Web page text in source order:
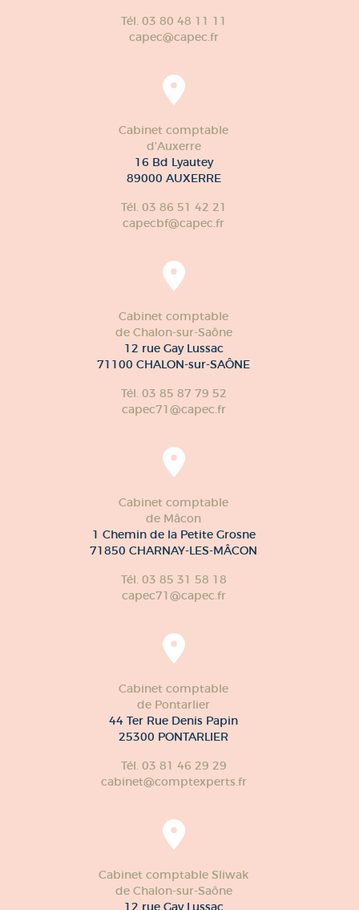
Tél. 03 80 48 11 11
capec@capec.fr
Cabinet comptable
d'Auxerre
16 Bd Lyautey
89000 AUXERRE
Tél. 03 86 51 42 21
capecbf@capec.fr
Cabinet comptable
de Chalon-sur-Saône
12 rue Gay Lussac
71100 CHALON-sur-SAÔNE
Tél. 03 85 87 79 52
capec71@capec.fr
Cabinet comptable
de Mâcon
1 Chemin de la Petite Grosne
71850 CHARNAY-LES-MÂCON
Tél. 03 85 31 58 18
capec71@capec.fr
Cabinet comptable
de Pontarlier
44 Ter Rue Denis Papin
25300 PONTARLIER
Tél. 03 81 46 29 29
cabinet@comptexperts.fr
Cabinet comptable Sliwak
de Chalon-sur-Saône
12 rue Gay Lussac